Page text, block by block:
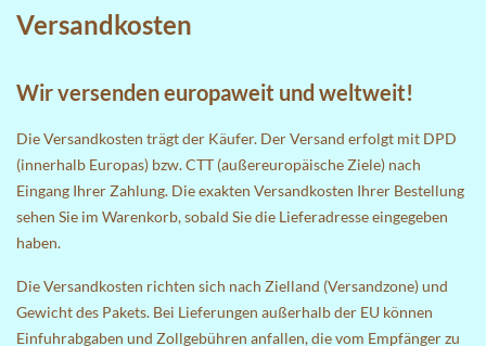
Versandkosten
Wir versenden europaweit und weltweit!
Die Versandkosten trägt der Käufer. Der Versand erfolgt mit DPD
(innerhalb Europas) bzw. CTT (außereuropäische Ziele) nach
Eingang Ihrer Zahlung. Die exakten Versandkosten Ihrer Bestellung
sehen Sie im Warenkorb, sobald Sie die Lieferadresse eingegeben
haben.
Die Versandkosten richten sich nach Zielland (Versandzone) und
Gewicht des Pakets. Bei Lieferungen außerhalb der EU können
Einfuhrabgaben und Zollgebühren anfallen, die vom Empfänger zu